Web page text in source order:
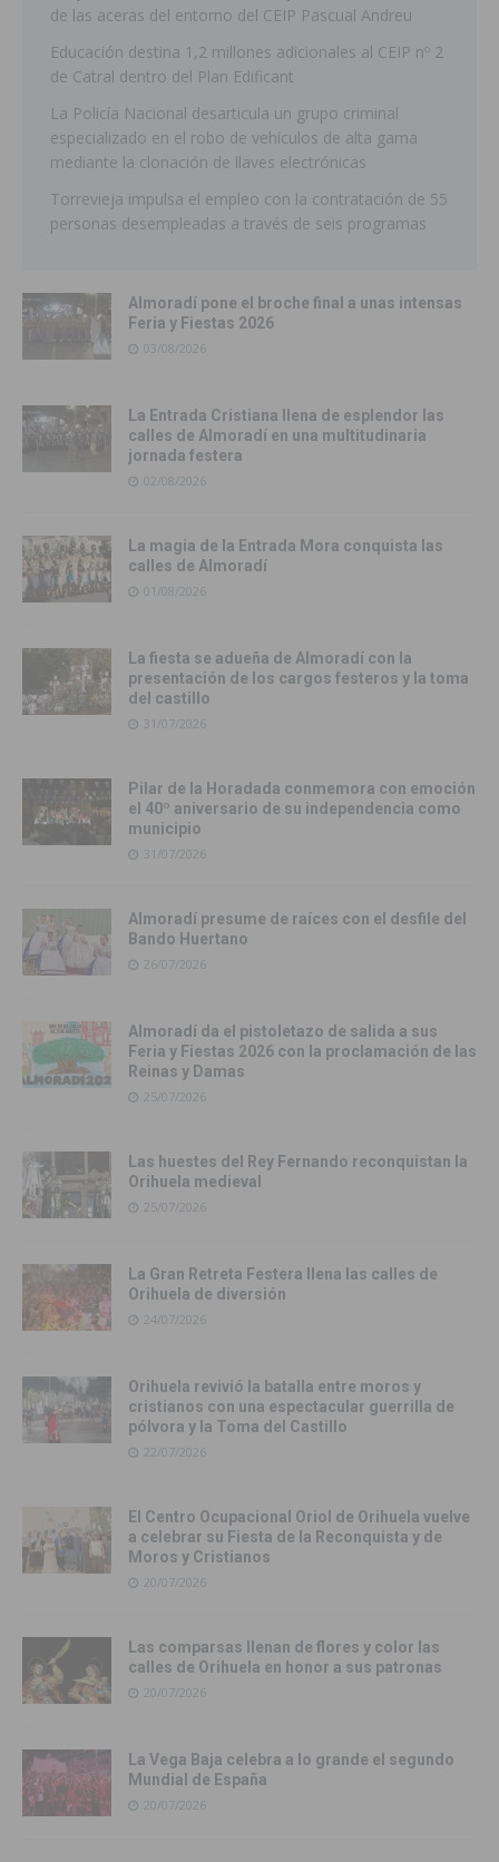
de las aceras del entorno del CEIP Pascual Andreu
Educación destina 1,2 millones adicionales al CEIP nº 2
de Catral dentro del Plan Edificant
La Policía Nacional desarticula un grupo criminal
especializado en el robo de vehículos de alta gama
mediante la clonación de llaves electrónicas
Torrevieja impulsa el empleo con la contratación de 55
personas desempleadas a través de seis programas
Almoradí pone el broche final a unas intensas
Feria y Fiestas 2026
03/08/2026
La Entrada Cristiana llena de esplendor las
calles de Almoradí en una multitudinaria
jornada festera
02/08/2026
La magia de la Entrada Mora conquista las
calles de Almoradí
01/08/2026
La fiesta se adueña de Almoradí con la
presentación de los cargos festeros y la toma
del castillo
31/07/2026
Pilar de la Horadada conmemora con emoción
el 40º aniversario de su independencia como
municipio
31/07/2026
Almoradí presume de raíces con el desfile del
Bando Huertano
26/07/2026
Almoradí da el pistoletazo de salida a sus
Feria y Fiestas 2026 con la proclamación de las
Reinas y Damas
25/07/2026
Las huestes del Rey Fernando reconquistan la
Orihuela medieval
25/07/2026
La Gran Retreta Festera llena las calles de
Orihuela de diversión
24/07/2026
Orihuela revivió la batalla entre moros y
cristianos con una espectacular guerrilla de
pólvora y la Toma del Castillo
22/07/2026
El Centro Ocupacional Oriol de Orihuela vuelve
a celebrar su Fiesta de la Reconquista y de
Moros y Cristianos
20/07/2026
Las comparsas llenan de flores y color las
calles de Orihuela en honor a sus patronas
20/07/2026
La Vega Baja celebra a lo grande el segundo
Mundial de España
20/07/2026